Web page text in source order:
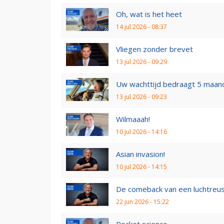
Oh, wat is het heet
14 jul 2026 - 08:37
Vliegen zonder brevet
13 jul 2026 - 09:29
Uw wachttijd bedraagt 5
13 jul 2026 - 09:23
Wilmaaah!
10 jul 2026 - 14:16
Asian invasion!
10 jul 2026 - 14:15
De comeback van een luchtreus
22 jun 2026 - 15:22